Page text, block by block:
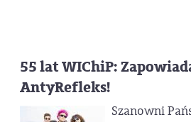
55 lat WIChiP:
AntyRefleks!
Szanowni